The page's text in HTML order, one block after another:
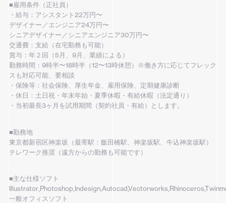
■雇用条件（正社員）
・給与：アシスタント22万円〜
デザイナー／エンジニア24万円〜
シニアデザイナー／シニアエンジニア30万円〜
交通費：支給（在宅勤務も可能）
賞与：年２回（5月、9月、業績による）
勤務時間：9時半〜18時半（12〜13時休憩）※働き方に応じてフレック
スも対応可能、要相談
・保険等：社会保険、厚生年金、雇用保険、定期健康診断
・休日：土日祝・年末年始・夏季休暇・有給休暇（法定通り）
・当初最長3ヶ月を試用期間（契約社員・有給）とします。
■勤務地
東京都新宿区神楽坂（最寄駅：飯田橋駅、神楽坂駅、牛込神楽坂駅）
テレワーク推奨（遠方からの勤務も可能です）
■主な仕様ソフト
一般オフィスソフト